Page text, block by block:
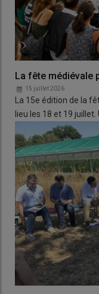
La fête médiévale
15 juillet 2026
La 15e édition de la
lieu les 18 et 19 juillet.